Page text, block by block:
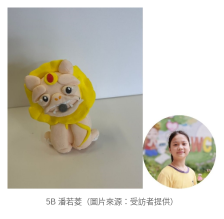
5B 潘若菱（圖片來源：受訪者提供）